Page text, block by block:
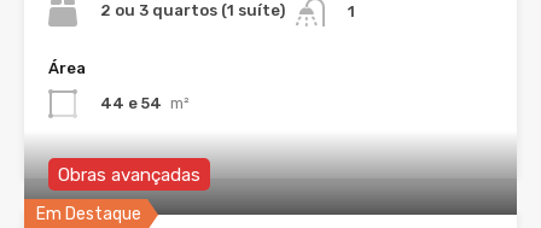
2 ou 3 quartos (1 suíte)
1
Área
44 e 54 m²
Em Destaque
Obras avançadas